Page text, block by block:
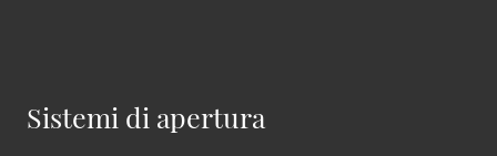
Sistemi di apertura